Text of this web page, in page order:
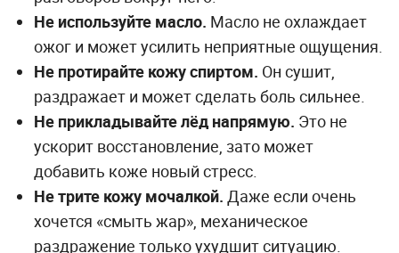
Не используйте масло. Масло не охлаждает
ожог и может усилить неприятные ощущения.
Не протирайте кожу спиртом. Он сушит,
раздражает и может сделать боль сильнее.
Не прикладывайте лёд напрямую. Это не
ускорит восстановление, зато может
добавить коже новый стресс.
Не трите кожу мочалкой. Даже если очень
хочется «смыть жар», механическое
раздражение только ухудшит ситуацию.